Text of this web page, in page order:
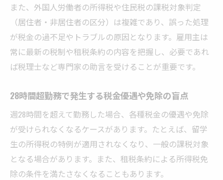
また、外国人労働者の所得税や住民税の課税対象判定
（居住者・非居住者の区分）は複雑であり、誤った処理
が税金の過不足やトラブルの原因となります。雇用主は
常に最新の税制や租税条約の内容を把握し、必要であれ
ば税理士など専門家の助言を受けることが重要です。
28時間超勤務で発生する税金優遇や免除の盲点
週28時間を超えて勤務した場合、各種税金の優遇や免除
が受けられなくなるケースがあります。たとえば、留学
生の所得税の特例が適用されなくなり、一般の課税対象
となる場合があります。また、租税条約による所得税免
除の条件を満たさなくなることもあります。